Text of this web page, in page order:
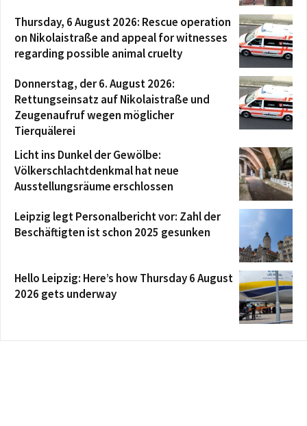
Thursday, 6 August 2026: Rescue operation
on Nikolaistraße and appeal for witnesses
regarding possible animal cruelty
Donnerstag, der 6. August 2026:
Rettungseinsatz auf Nikolaistraße und
Zeugenaufruf wegen möglicher
Tierquälerei
Licht ins Dunkel der Gewölbe:
Völkerschlachtdenkmal hat neue
Ausstellungsräume erschlossen
Leipzig legt Personalbericht vor: Zahl der
Beschäftigten ist schon 2025 gesunken
Hello Leipzig: Here’s how Thursday 6 August
2026 gets underway